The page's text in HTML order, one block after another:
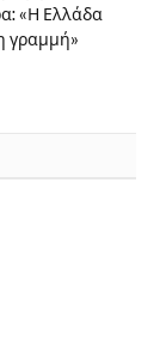
«Η Ελλάδα
γραμμή»